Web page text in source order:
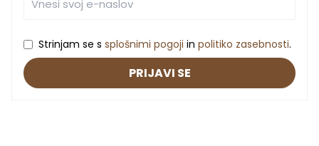
Strinjam se s splošnimi pogoji in politiko zasebnosti.
PRIJAVI SE